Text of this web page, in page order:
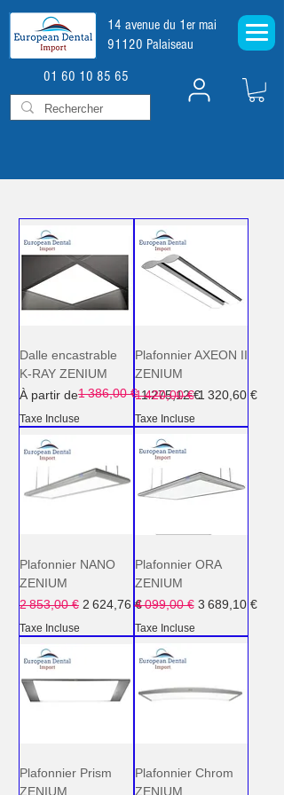
14 avenue du 1er mai
91120 Palaiseau
01 60 10 85 65
Dalle encastrable
K-RAY ZENIUM
À partir de
Prix original1 386,00 € 1 275,12 €
Prix promotionnel
Taxe Incluse
Plafonnier AXEON II
ZENIUM
Prix original
1 420,00 €Prix
1 320,60 €
Taxe Incluse
Plafonnier NANO
ZENIUM
Prix original
2 853,00 € Prix promotionnel
2 624,76 €
Taxe Incluse
Plafonnier ORA
ZENIUM
Prix original
4 099,00 € Prix
3 689,10 €
Taxe Incluse
Plafonnier Prism
ZENIUM
Plafonnier Chrom
ZENIUM